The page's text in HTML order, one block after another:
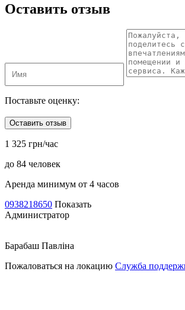
Оставить отзыв
Поставьте оценку:
Оставить отзыв
1 325 грн/час
до 84 человек
Аренда минимум от 4 часов
0938218650 Показать
Администратор
Барабаш Павліна
Пожаловаться на локацию Служба